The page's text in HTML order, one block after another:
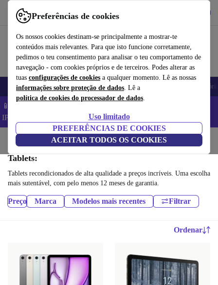
Preferências de cookies
Os nossos cookies destinam-se principalmente a mostrar-te
conteúdos mais relevantes. Para que isto funcione corretamente,
pedimos o teu consentimento para analisar o teu comportamento de
navegação - com cookies próprios e de terceiros. Podes alterar as
tuas configurações de cookies a qualquer momento. Lê as nossas
informações sobre proteção de dados. Lê a
política de cookies do processador de dados.
Uso limitado
PREFERÊNCIAS DE COOKIES
ACEITAR TODOS OS COOKIES
Use o refurbed de forma rápida e fácil
Telemóveis Computadores Portáteis Tablets
📱 Poupa 5% EXTRA em todos os iPhones – Código:
IPHONEDEAL –
Início
Tablets:
Tablets recondicionados de alta qualidade a preços incríveis. Uma escolha
mais sutentável, com pelo menos 12 meses de garantia.
Preço Marca Modelos mais recentes Filtrar
Ordenar